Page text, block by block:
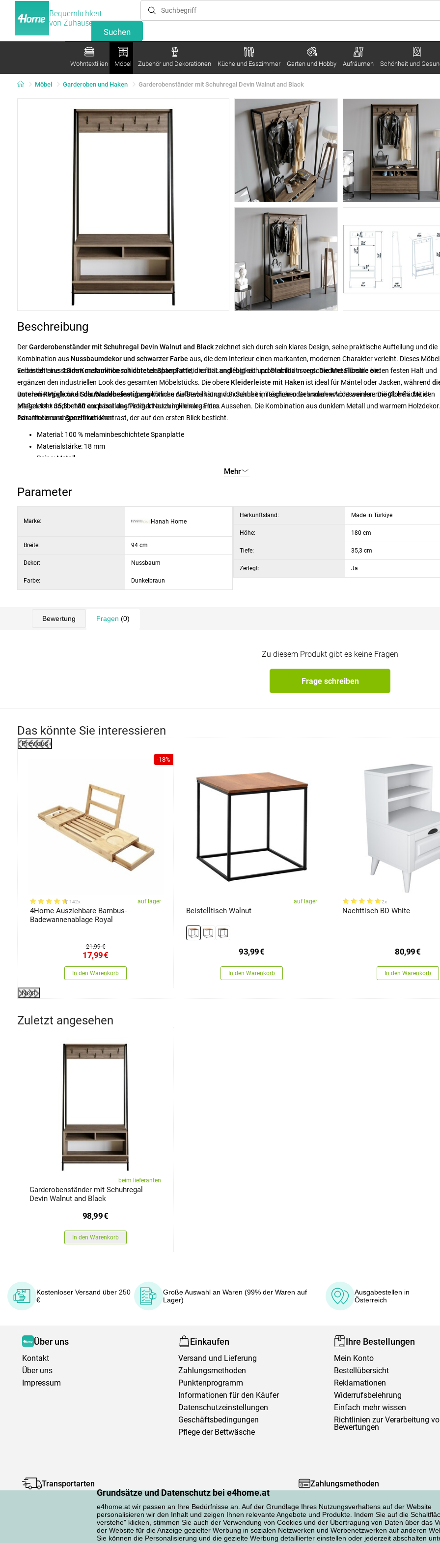
Grundsätze und Datenschutz bei e4home.at
e4home.at wir passen an Ihre Bedürfnisse an. Auf der Grundlage Ihres Nutzungsverhaltens auf der Website
personalisieren wir den Inhalt und zeigen Ihnen relevante Angebote und Produkte. Indem Sie auf die
verstehe" klicken, stimmen Sie auch der Verwendung von Cookies und der Übertragung von Daten über das
der Website für die Anzeige gezielter Werbung in sozialen Netzwerken und Werbenetzwerken auf anderen
Sie können die Personalisierung und die gezielte Werbung detaillierter einstellen oder jederzeit abschalten
Bequemlichkeit
von Zuhause
Wohntextilien Möbel Zubehör und Dekorationen Küche und Esszimmer Garten und Hobby Aufräumen Schönheit und
Möbel Garderoben und Haken Garderobenständer mit Schuhregal Devin Walnut and Black
Beschreibung
DerGarderobenständer mit Schuhregal Devin Walnut and Blackzeichnet sich durch sein klares Design, seine praktische Aufteilung und die
Kombination aus Nussbaumdekor und schwarzer Farbe aus, die dem Interieur einen markanten, modernen Charakter verleiht. Dieses
verbindet eine solide Konstruktion mit durchdachter Funktionalität und fügt sich problemlos in verschiedene Flurstile ein.
Er besteht aus18 mm melaminbeschichteter Spanplatte, die für Langlebigkeit und Stabilität sorgt.Die Metallbeinebieten festen Halt und
ergänzen den industriellen Look des gesamten Möbelstücks. Die obere Kleiderleiste mit Haken ist ideal für Mäntel oder Jacken, während
unteren Regale und Schubladeneine übersichtliche Aufbewahrung von Schuhen, Taschen oder anderen Accessoires ermöglichen. Mit den
Maßen94 × 35,3 × 180 cmpasst das Produkt auch in kleinere Flure.
Durch die Möglichkeit derWandbefestigungkönnen die Stabilität und Sicherheit im täglichen Gebrauch erhöht werden. Die Oberfläche ist
pflegeleicht und behält auch bei langfristiger Nutzung ihr elegantes Aussehen. Die Kombination aus dunklem Metall und warmem Holzdekor
schafft einen angenehmen Kontrast, der auf den ersten Blick besticht.
Parameter und Spezifikationen
Material: 100 % melaminbeschichtete Spanplatte
Materialstärke: 18 mm
Beine: Metall
Tiefe: 35,3 cm
Farbe: Nussbaum / Schwarz
Mehr
Parameter
Marke: Hanah Home
Breite: 94 cm
Dekor: Nussbaum
Farbe: Dunkelbraun
Herkunftsland: Made in Türkiye
Höhe: 180 cm
Tiefe: 35,3 cm
Zerlegt: Ja
Bewertung Fragen (0)
Zu diesem Produkt gibt es keine Fragen
Frage schreiben
Das könnte Sie interessieren
Previous
-18%
142x auf lager
4Home Ausziehbare Bambus-
Badewannenablage Royal
21,99 €
17,99€
In den Warenkorb
auf lager
Beistelltisch Walnut
93,99€
In den Warenkorb
2x
Nachttisch BD White
80,99€
In den Warenkorb
Next
Zuletzt angesehen
beim lieferanten
Garderobenständer mit Schuhregal
Devin Walnut and Black
98,99€
In den Warenkorb
Kostenloser Versand über 250
€
Große Auswahl an Waren (99% der Waren auf
Lager)
Ausgabestellen in
Österreich
Über uns
Kontakt
Über uns
Impressum
Einkaufen
Versand und Lieferung
Zahlungsmethoden
Punktenprogramm
Informationen für den Käufer
Datenschutzeinstellungen
Geschäftsbedingungen
Pflege der Bettwäsche
Ihre Bestellungen
Mein Konto
Bestellübersicht
Reklamationen
Widerrufsbelehrung
Einfach mehr wissen
Richtlinien zur Verarbeitung
Bewertungen
Transportarten Zahlungsmethoden
Datenschutzerklärung